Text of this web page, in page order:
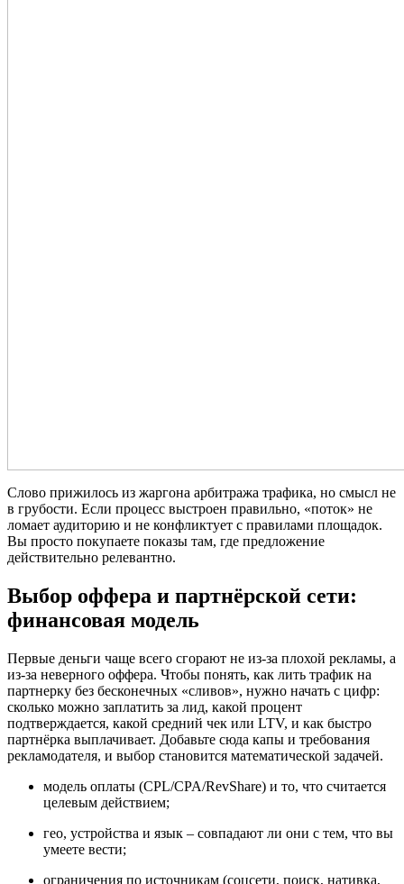
Слово прижилось из жаргона арбитража трафика, но смысл не
в грубости. Если процесс выстроен правильно, «поток» не
ломает аудиторию и не конфликтует с правилами площадок.
Вы просто покупаете показы там, где предложение
действительно релевантно.
Выбор оффера и партнёрской сети:
финансовая модель
Первые деньги чаще всего сгорают не из‑за плохой рекламы, а
из‑за неверного оффера. Чтобы понять, как лить трафик на
партнерку без бесконечных «сливов», нужно начать с цифр:
сколько можно заплатить за лид, какой процент
подтверждается, какой средний чек или LTV, и как быстро
партнёрка выплачивает. Добавьте сюда капы и требования
рекламодателя, и выбор становится математической задачей.
модель оплаты (CPL/CPA/RevShare) и то, что считается
целевым действием;
гео, устройства и язык – совпадают ли они с тем, что вы
умеете вести;
ограничения по источникам (соцсети, поиск, нативка,